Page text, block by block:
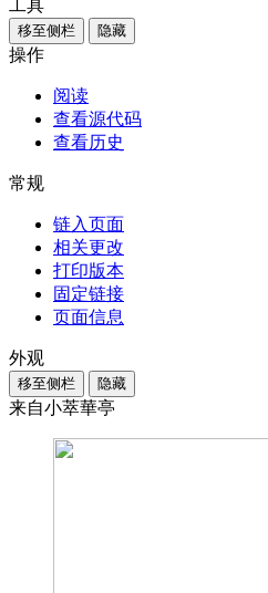
工具
移至侧栏 隐藏
操作
阅读
查看源代码
查看历史
常规
链入页面
相关更改
打印版本
固定链接
页面信息
外观
移至侧栏 隐藏
来自小萃華亭